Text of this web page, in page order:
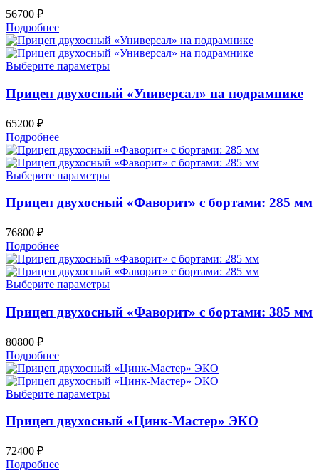
56700 ₽
Подробнее
Выберите параметры
Прицеп двухосный «Универсал» на подрамнике
65200 ₽
Подробнее
Выберите параметры
Прицеп двухосный «Фаворит» c бортами: 285 мм
76800 ₽
Подробнее
Выберите параметры
Прицеп двухосный «Фаворит» c бортами: 385 мм
80800 ₽
Подробнее
Выберите параметры
Прицеп двухосный «Цинк-Мастер» ЭКО
72400 ₽
Подробнее